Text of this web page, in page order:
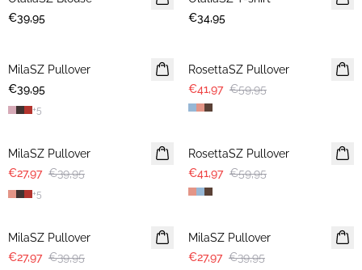
€39,95
€34,95
NIEUWE
2 FOR €65
MilaSZ Pullover
€39,95
+5
RosettaSZ Pullover
€41,97 €59,95
MilaSZ Pullover
€27,97 €39,95
+5
RosettaSZ Pullover
€41,97 €59,95
MilaSZ Pullover
€27,97 €39,95
MilaSZ Pullover
€27,97 €39,95